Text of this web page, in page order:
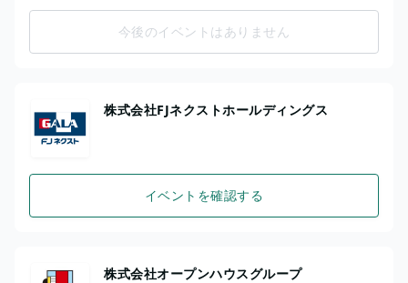
今後のイベントはありません
株式会社FJネクストホールディングス
イベントを確認する
株式会社オープンハウスグループ